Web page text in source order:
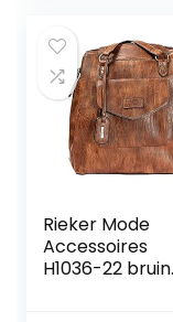
Rieker Mode
Accessoires
H1036-22 bruin